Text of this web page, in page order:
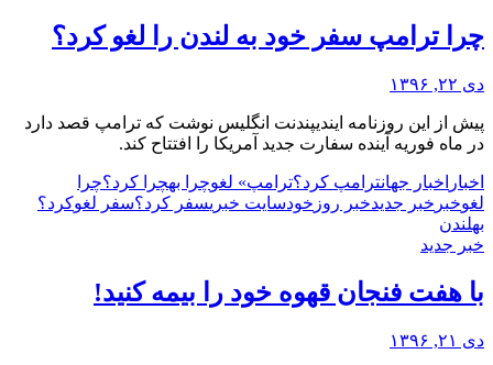
چرا ترامپ سفر خود به لندن را لغو کرد؟
دی ۲۲, ۱۳۹۶
پیش از این روزنامه ایندیپندنت انگلیس نوشت که ترامپ قصد دارد
در ماه فوریه آینده سفارت جدید آمریکا را افتتاح کند.
اخبار اخبار جهانترامپ کرد؟ترامپ» لغوچرا بهچرا کرد؟چرا
لغوخبر خبر جدیدخبر روز خودسایت خبریسفر کرد؟سفر لغوکرد؟
بهلندن
خبر جدید
با هفت فنجان قهوه خود را بیمه کنید!
دی ۲۱, ۱۳۹۶